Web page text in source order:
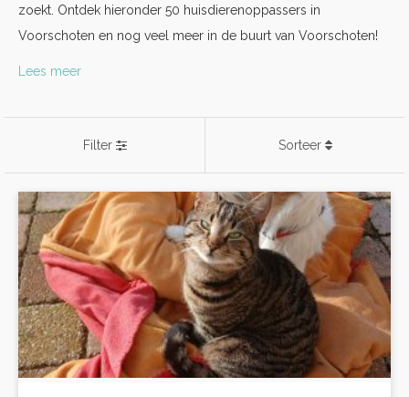
zoekt. Ontdek hieronder 50 huisdierenoppassers in
Voorschoten en nog veel meer in de buurt van Voorschoten!
Lees meer
Filter Sorteer